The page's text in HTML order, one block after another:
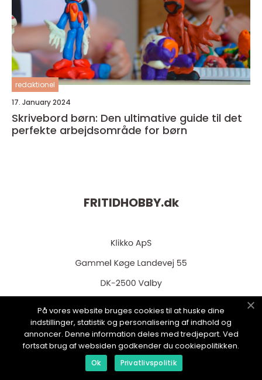
redaktionel
17. January 2024
Skrivebord børn: Den ultimative guide til det
perfekte arbejdsområde for børn
FRITIDHOBBY.dk
web:www.klikko.dk
På vores website bruges cookies til at huske dine
indstillinger, statistik og personalisering af indhold og
annoncer. Denne information deles med tredjepart. Ved
fortsat brug af websiden godkender du cookiepolitikken.
Ok Privatlivspolitik